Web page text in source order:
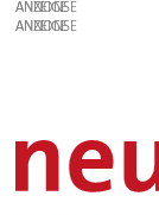
ANZEIGE
ANZEIGE